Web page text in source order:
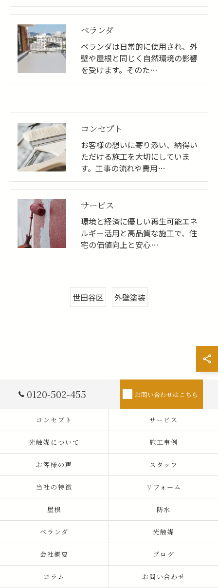
ベランダ
ベランダは日常的に使用され、外
壁や屋根と同じく自然環境の影響
を受けます。そのた…
コンセプト
お客様の想いに寄り添い、納得い
ただける施工を大切にしていま
す。工事の流れや費用…
サービス
環境と経済に優しい再生可能エネ
ルギー活用と高品質な施工で、住
宅の価値向上と安心…
世田谷区 外壁塗装
0120-502-455 お問い合わせはこちら
コンセプト サービス
光触媒について 施工事例
お客様の声 スタッフ
当社の特徴 リフォーム
屋根 防水
ベランダ 光触媒
会社概要 ブログ
コラム お問い合わせ